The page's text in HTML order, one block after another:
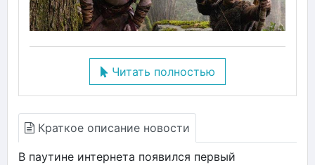
Читать полностью
Краткое описание новости
В паутине интернета появился первый